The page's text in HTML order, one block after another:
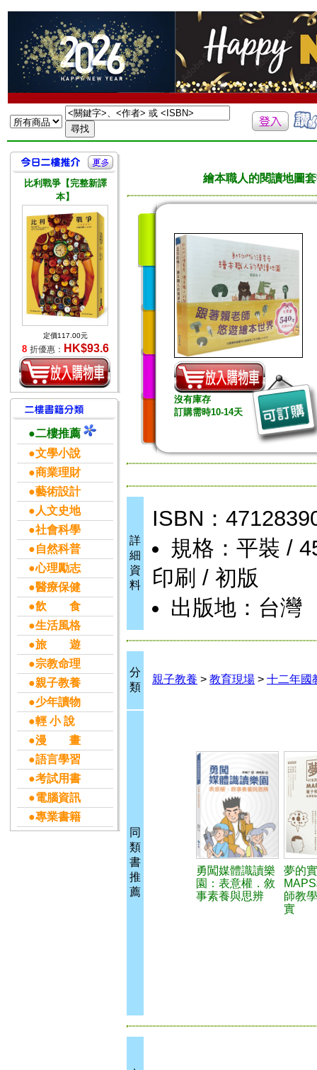
比利戰爭【完整新譯
本】
定價117.00元
8 折優惠： HK$93.6
●二樓推薦
●文學小說
●商業理財
●藝術設計
●人文史地
●社會科學
●自然科普
●心理勵志
●醫療保健
●飲 食
●生活風格
●旅 遊
●宗教命理
●親子教養
●少年讀物
●輕 小 說
●漫 畫
●語言學習
●考試用書
●電腦資訊
●專業書籍
繪本職人的閱讀地圖
沒有庫存
訂購需時10-14天
詳
細
資
料
ISBN：
規格：平裝 /
印刷 / 初版
出版地：台灣
分
類
親子教養 > 教育現場 > 十二年國
同
類
書
推
薦
勇闖媒體識讀樂
園：表意權．敘
事素養與思辨
夢的
師教
實